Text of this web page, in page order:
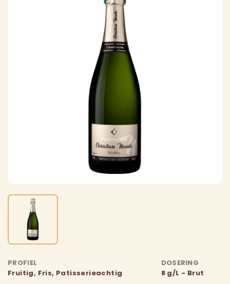
PROFIEL
Fruitig, Fris, Patisserieachtig
DOSERING
8 g/L - Brut